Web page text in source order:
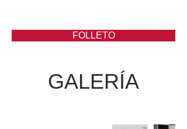
FOLLETO
GALERÍA